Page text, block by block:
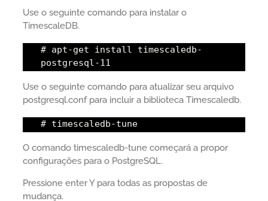
Use o seguinte comando para instalar o
TimescaleDB.
# apt-get install timescaledb-
postgresql-11
Use o seguinte comando para atualizar seu arquivo
postgresql.conf para incluir a biblioteca Timescaledb.
# timescaledb-tune
O comando timescaledb-tune começará a propor
configurações para o PostgreSQL.
Pressione enter Y para todas as propostas de
mudança.